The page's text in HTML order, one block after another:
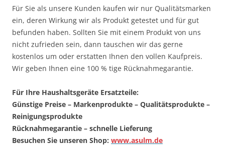
Für Sie als unsere Kunden kaufen wir nur Qualitätsmarken
ein, deren Wirkung wir als Produkt getestet und für gut
befunden haben. Sollten Sie mit einem Produkt von uns
nicht zufrieden sein, dann tauschen wir das gerne
kostenlos um oder erstatten Ihnen den vollen Kaufpreis.
Wir geben Ihnen eine 100 % tige Rücknahmegarantie.
Für Ihre Haushaltsgeräte Ersatzteile:
Günstige Preise – Markenprodukte – Qualitätsprodukte –
Reinigungsprodukte
Rücknahmegarantie – schnelle Lieferung
Besuchen Sie unseren Shop: www.asulm.de